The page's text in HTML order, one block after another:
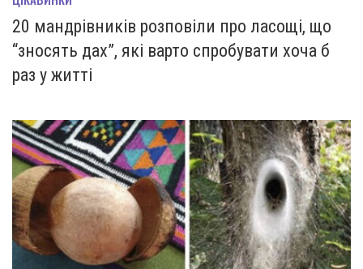
20 мандрівників розповіли про ласощі, що
“зносять дах”, які варто спробувати хоча б
раз у житті